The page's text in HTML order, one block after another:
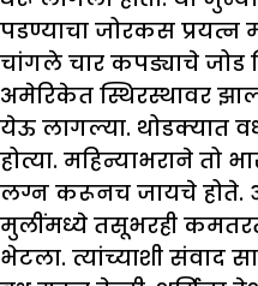
पडण्याचा जोरकस प्रयत्न
चांगले चार कपड्याचे
अमेरिकेत स्थिरस्थावर
येऊ लागल्या. थोडक्यात
होत्या. महिन्याभराने तो
लग्न करूनच जायचे होते.
मुलींमध्ये तसूभरही
भेटला. त्यांच्याशी संवाद